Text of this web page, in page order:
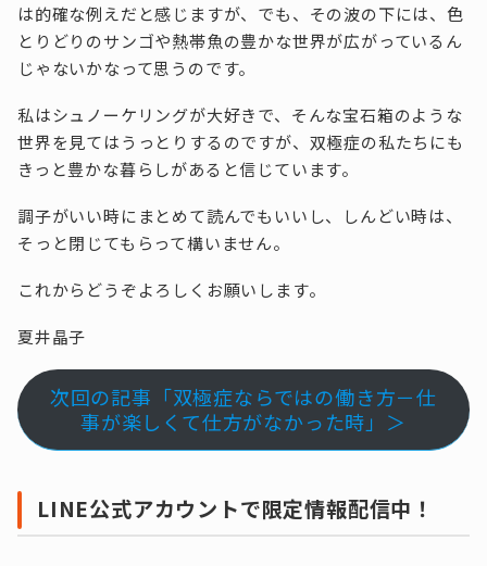
は的確な例えだと感じますが、でも、その波の下には、色
とりどりのサンゴや熱帯魚の豊かな世界が広がっているん
じゃないかなって思うのです。
私はシュノーケリングが大好きで、そんな宝石箱のような
世界を見てはうっとりするのですが、双極症の私たちにも
きっと豊かな暮らしがあると信じています。
調子がいい時にまとめて読んでもいいし、しんどい時は、
そっと閉じてもらって構いません。
これからどうぞよろしくお願いします。
夏井晶子
次回の記事「双極症ならではの働き方－仕
事が楽しくて仕方がなかった時」＞
LINE公式アカウントで限定情報配信中！